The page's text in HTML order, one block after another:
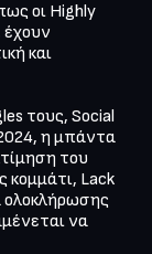
οι Highly
έχουν
και
τους, Social
η μπάντα
του
κομμάτι, Lack
ολοκλήρωσης
να